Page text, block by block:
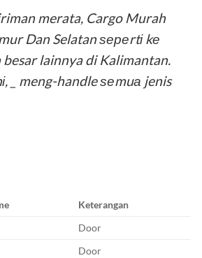
merata, Cargo Murah
Dan Selatan ѕереrtі kе
lainnya di Kalimantan.
_ meng-handle ѕеmuа jenis
Keterangan
Door
Door